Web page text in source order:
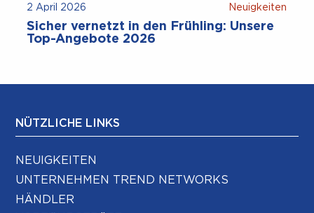
2 April 2026 Neuigkeiten
Sicher vernetzt in den Frühling: Unsere
Top-Angebote 2026
NÜTZLICHE LINKS
NEUIGKEITEN
UNTERNEHMEN TREND NETWORKS
HÄNDLER